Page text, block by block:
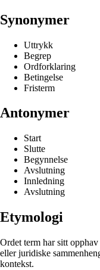
Synonymer
Uttrykk
Begrep
Ordforklaring
Betingelse
Fristerm
Antonymer
Start
Slutte
Begynnelse
Avslutning
Innledning
Avslutning
Etymologi
Ordet term har sitt
eller juridiske
kontekst.